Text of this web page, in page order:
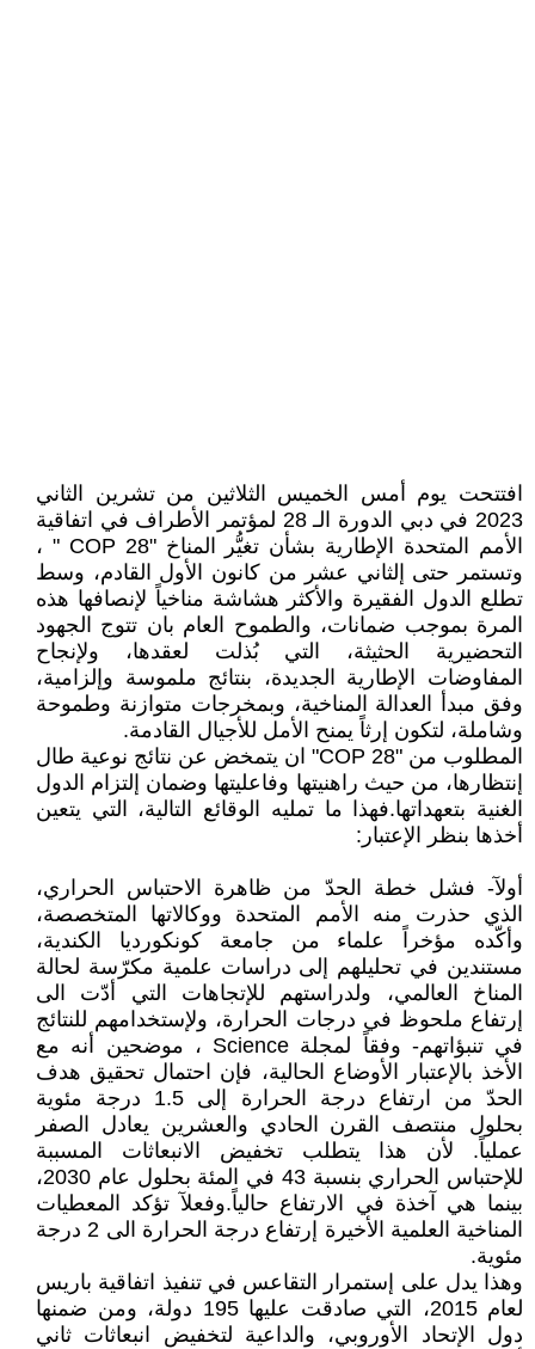
افتتحت يوم أمس الخميس الثلاثين من تشرين الثاني
2023 في دبي الدورة الـ 28 لمؤتمر الأطراف في اتفاقية
الأمم المتحدة الإطارية بشأن تغيُّر المناخ "COP 28 " ،
وتستمر حتى إلثاني عشر من كانون الأول القادم، وسط
تطلع الدول الفقيرة والأكثر هشاشة مناخياً لإنصافها هذه
المرة بموجب ضمانات، والطموح العام بان تتوج الجهود
التحضيرية الحثيثة، التي بُذلت لعقدها، ولإنجاح
المفاوضات الإطارية الجديدة، بنتائج ملموسة وإلزامية،
وفق مبدأ العدالة المناخية، وبمخرجات متوازنة وطموحة
وشاملة، لتكون إرثاً يمنح الأمل للأجيال القادمة.
المطلوب من "COP 28" ان يتمخض عن نتائج نوعية طال
إنتظارها، من حيث راهنيتها وفاعليتها وضمان إلتزام الدول
الغنية بتعهداتها.فهذا ما تمليه الوقائع التالية، التي يتعين
أخذها بنظر الإعتبار:
أولآ- فشل خطة الحدّ من ظاهرة الاحتباس الحراري،
الذي حذرت منه الأمم المتحدة ووكالاتها المتخصصة،
وأكّده مؤخراً علماء من جامعة كونكورديا الكندية،
مستندين في تحليلهم إلى دراسات علمية مكرّسة لحالة
المناخ العالمي، ولدراستهم للإتجاهات التي أدّت الى
إرتفاع ملحوظ في درجات الحرارة، ولإستخدامهم للنتائج
في تنبؤاتهم- وفقاً لمجلة Science ، موضحين أنه مع
الأخذ بالإعتبار الأوضاع الحالية، فإن احتمال تحقيق هدف
الحدّ من ارتفاع درجة الحرارة إلى 1.5 درجة مئوية
بحلول منتصف القرن الحادي والعشرين يعادل الصفر
عملياً. لأن هذا يتطلب تخفيض الانبعاثات المسببة
للإحتباس الحراري بنسبة 43 في المئة بحلول عام 2030،
بينما هي آخذة في الارتفاع حالياً.وفعلآ تؤكد المعطيات
المناخية العلمية الأخيرة إرتفاع درجة الحرارة الى 2 درجة
مئوية.
وهذا يدل على إستمرار التقاعس في تنفيذ اتفاقية باريس
لعام 2015، التي صادقت عليها 195 دولة، ومن ضمنها
دول الإتحاد الأوروبي، والداعية لتخفيض انبعاثات ثاني